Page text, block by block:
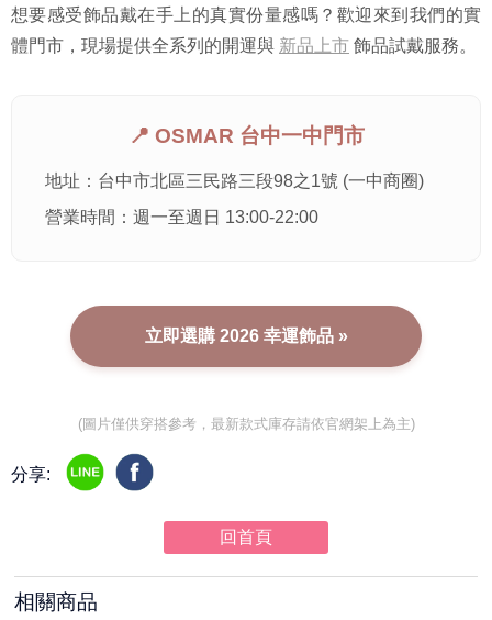
想要感受飾品戴在手上的真實份量感嗎？歡迎來到我們的實
體門市，現場提供全系列的開運與 新品上市 飾品試戴服務。
📍 OSMAR 台中一中門市
地址：台中市北區三民路三段98之1號 (一中商圈)
營業時間：週一至週日 13:00-22:00
立即選購 2026 幸運飾品 »
(圖片僅供穿搭參考，最新款式庫存請依官網架上為主)
分享:
回首頁
相關商品